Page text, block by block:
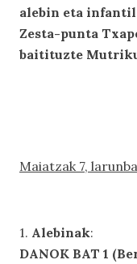
alebin eta
Zesta-punta
baitituzte
Maiatzak 7,
1. Alebinak:
DANOK BAT 1